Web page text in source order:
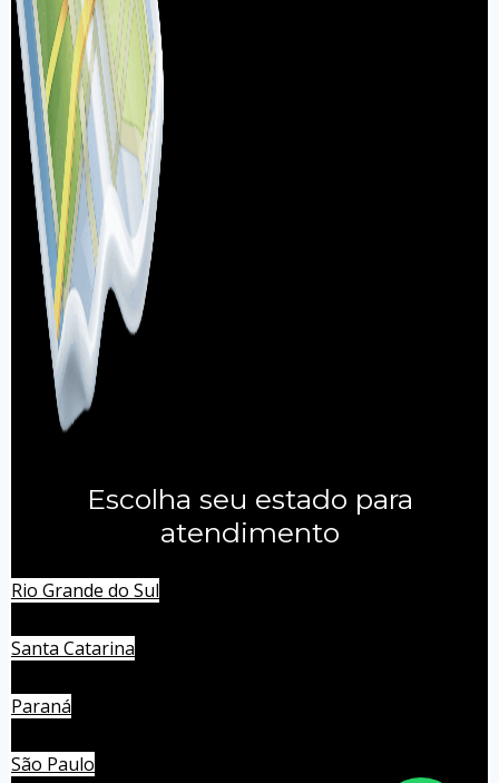
Escolha seu estado para
atendimento
Rio Grande do Sul
Santa Catarina
Paraná
São Paulo